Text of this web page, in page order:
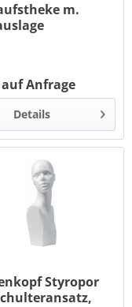
m.
auf Anfrage
Details
Styropor